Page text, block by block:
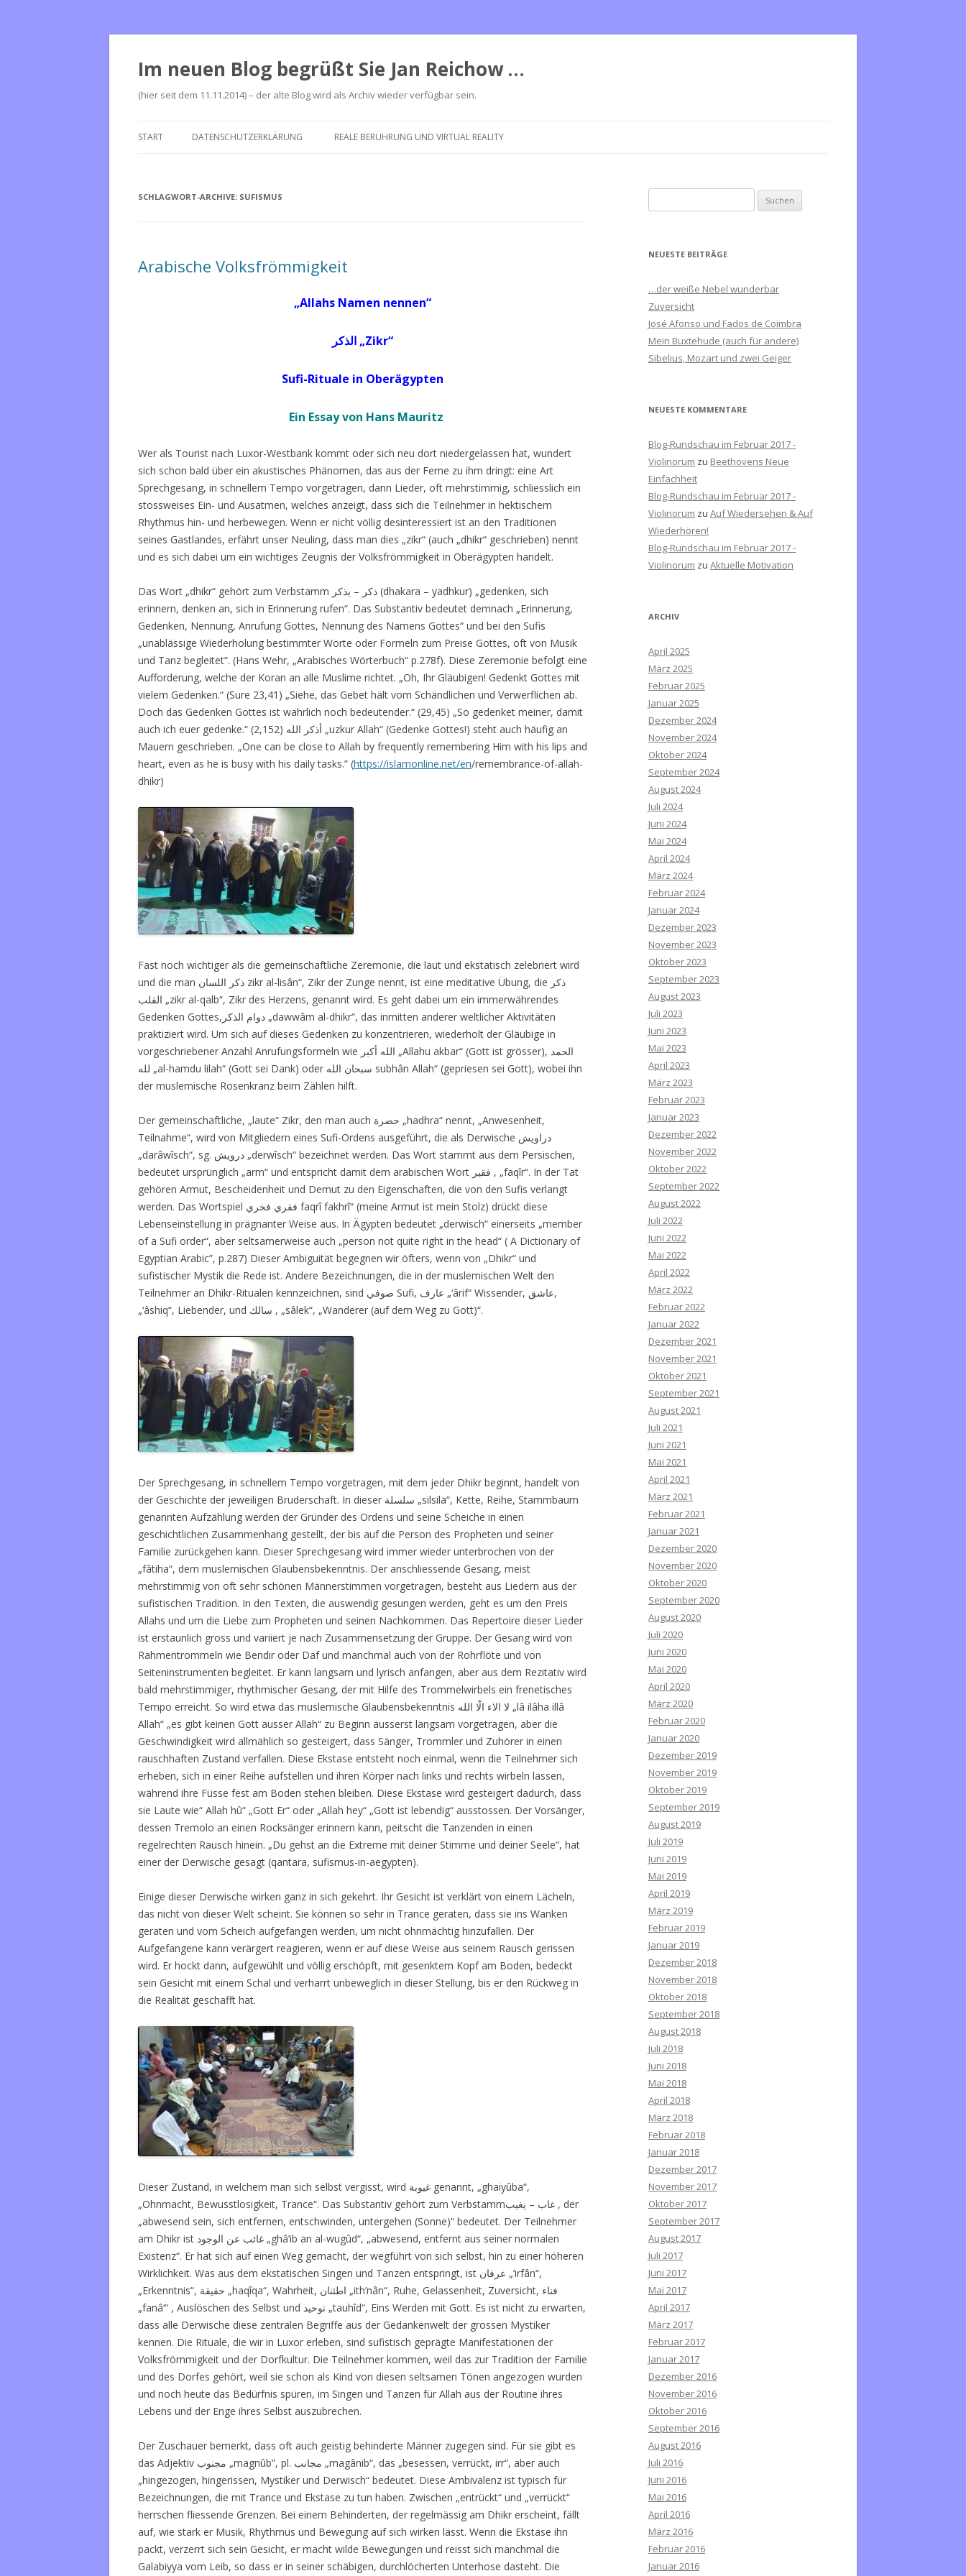
Im neuen Blog begrüßt Sie Jan Reichow …
(hier seit dem 11.11.2014) – der alte Blog wird als Archiv wieder verfügbar sein.
Inhalt
START DATENSCHUTZERKLÄRUNG REALE BERÜHRUNG UND VIRTUAL REALITY
SCHLAGWORT-ARCHIVE: SUFISMUS
Arabische Volksfrömmigkeit
„Allahs Namen nennen“
الذكر „Zikr“
Sufi-Rituale in Oberägypten
Ein Essay von Hans Mauritz
Wer als Tourist nach Luxor-Westbank kommt oder sich neu dort niedergelassen hat, wundert
sich schon bald über ein akustisches Phänomen, das aus der Ferne zu ihm dringt: eine Art
Sprechgesang, in schnellem Tempo vorgetragen, dann Lieder, oft mehrstimmig, schliesslich ein
stossweises Ein- und Ausatmen, welches anzeigt, dass sich die Teilnehmer in hektischem
Rhythmus hin- und herbewegen. Wenn er nicht völlig desinteressiert ist an den Traditionen
seines Gastlandes, erfährt unser Neuling, dass man dies „zikr“ (auch „dhikr“ geschrieben) nennt
und es sich dabei um ein wichtiges Zeugnis der Volksfrömmigkeit in Oberägypten handelt.
Das Wort „dhikr“ gehört zum Verbstamm ذكر –
(dhakara – yadhkur) „gedenken, sich
erinnern, denken an, sich in Erinnerung rufen“. Das Substantiv bedeutet demnach „Erinnerung,
Gedenken, Nennung, Anrufung Gottes, Nennung des Namens Gottes“ und bei den Sufis
„unablässige Wiederholung bestimmter Worte oder Formeln zum Preise Gottes, oft von Musik
und Tanz begleitet“. (Hans Wehr, „Arabisches Wörterbuch“ p.278f). Diese Zeremonie befolgt eine
Aufforderung, welche der Koran an alle Muslime richtet. „Oh, Ihr Gläubigen! Gedenkt Gottes mit
vielem Gedenken.“ (Sure 23,41) „Siehe, das Gebet hält vom Schändlichen und Verwerflichen ab.
Doch das Gedenken Gottes ist wahrlich noch bedeutender.“ (29,45) „So gedenket meiner, damit
auch ich euer gedenke.“ (2,152)
أذكر الله „uzkur Allah“ (Gedenke Gottes!) steht auch häufig an
Mauern geschrieben. „One can be close to Allah by frequently remembering Him with his lips and
heart, even as he is busy with his daily tasks.” (https://islamonline.net/en/remembrance-of-allah-
dhikr)
Fast noch wichtiger als die gemeinschaftliche Zeremonie, die laut und ekstatisch zelebriert wird
und die man
zikr al-lisân“, Zikr der Zunge nennt, ist eine meditative Übung, die ذكر
القلب „zikr al-qalb“, Zikr des Herzens, genannt wird. Es geht dabei um ein immerwährendes
Gedenken Gottes,
دوام الذكر „dawwâm al-dhikr“, das inmitten anderer weltlicher Aktivitäten
praktiziert wird. Um sich auf dieses Gedenken zu konzentrieren, wiederholt der Gläubige in
vorgeschriebener Anzahl Anrufungsformeln wie
الله أكبر „Allahu akbar“ (Gott ist grösser), الحمد
لله „al-hamdu lilah“ (Gott sei Dank) oder
subhân Allah“ (gepriesen sei Gott), wobei ihn
der muslemische Rosenkranz beim Zählen hilft.
Der gemeinschaftliche, „laute“ Zikr, den man auch حضرة „hadhra“ nennt, „Anwesenheit,
Teilnahme“, wird von Mitgliedern eines Sufi-Ordens ausgeführt, die als Derwische دراويش
„darâwîsch“, sg. درويش „derwîsch“ bezeichnet werden. Das Wort stammt aus dem Persischen,
bedeutet ursprünglich „arm“ und entspricht damit dem arabischen Wort
, „faqîr“. In der Tat
gehören Armut, Bescheidenheit und Demut zu den Eigenschaften, die von den Sufis verlangt
werden. Das Wortspiel
faqrî fakhrî“ (meine Armut ist mein Stolz) drückt diese
Lebenseinstellung in prägnanter Weise aus. In Ägypten bedeutet „derwisch“ einerseits „member
of a Sufi order“, aber seltsamerweise auch „person not quite right in the head“ ( A Dictionary of
Egyptian Arabic”, p.287) Dieser Ambiguität begegnen wir öfters, wenn von „Dhikr“ und
sufistischer Mystik die Rede ist. Andere Bezeichnungen, die in der muslemischen Welt den
Teilnehmer an Dhikr-Ritualen kennzeichnen, sind
Sufi, عارف „‘ârif“ Wissender, عاشق,
„‘âshiq“, Liebender, und
, „sâlek“, „Wanderer (auf dem Weg zu Gott)“.
Der Sprechgesang, in schnellem Tempo vorgetragen, mit dem jeder Dhikr beginnt, handelt von
der Geschichte der jeweiligen Bruderschaft. In dieser
سلسلة „silsila“, Kette, Reihe, Stammbaum
genannten Aufzählung werden der Gründer des Ordens und seine Scheiche in einen
geschichtlichen Zusammenhang gestellt, der bis auf die Person des Propheten und seiner
Familie zurückgehen kann. Dieser Sprechgesang wird immer wieder unterbrochen von der
„fâtiha“, dem muslemischen Glaubensbekenntnis. Der anschliessende Gesang, meist
mehrstimmig von oft sehr schönen Männerstimmen vorgetragen, besteht aus Liedern aus der
sufistischen Tradition. In den Texten, die auswendig gesungen werden, geht es um den Preis
Allahs und um die Liebe zum Propheten und seinen Nachkommen. Das Repertoire dieser Lieder
ist erstaunlich gross und variiert je nach Zusammensetzung der Gruppe. Der Gesang wird von
Rahmentrommeln wie Bendir oder Daf und manchmal auch von der Rohrflöte und von
Seiteninstrumenten begleitet. Er kann langsam und lyrisch anfangen, aber aus dem Rezitativ wird
bald mehrstimmiger, rhythmischer Gesang, der mit Hilfe des Trommelwirbels ein frenetisches
Tempo erreicht. So wird etwa das muslemische Glaubensbekenntnis
لا الاء الّا الله „lâ ilâha illâ
Allah“ „es gibt keinen Gott ausser Allah“ zu Beginn äusserst langsam vorgetragen, aber die
Geschwindigkeit wird allmählich so gesteigert, dass Sänger, Trommler und Zuhörer in einen
rauschhaften Zustand verfallen. Diese Ekstase entsteht noch einmal, wenn die Teilnehmer sich
erheben, sich in einer Reihe aufstellen und ihren Körper nach links und rechts wirbeln lassen,
während ihre Füsse fest am Boden stehen bleiben. Diese Ekstase wird gesteigert dadurch, dass
sie Laute wie“ Allah hû“ „Gott Er“ oder „Allah hey“ „Gott ist lebendig“ ausstossen. Der Vorsänger,
dessen Tremolo an einen Rocksänger erinnern kann, peitscht die Tanzenden in einen
regelrechten Rausch hinein. „Du gehst an die Extreme mit deiner Stimme und deiner Seele“, hat
einer der Derwische gesagt (qantara, sufismus-in-aegypten).
Einige dieser Derwische wirken ganz in sich gekehrt. Ihr Gesicht ist verklärt von einem Lächeln,
das nicht von dieser Welt scheint. Sie können so sehr in Trance geraten, dass sie ins Wanken
geraten und vom Scheich aufgefangen werden, um nicht ohnmächtig hinzufallen. Der
Aufgefangene kann verärgert reagieren, wenn er auf diese Weise aus seinem Rausch gerissen
wird. Er hockt dann, aufgewühlt und völlig erschöpft, mit gesenktem Kopf am Boden, bedeckt
sein Gesicht mit einem Schal und verharrt unbeweglich in dieser Stellung, bis er den Rückweg in
die Realität geschafft hat.
Dieser Zustand, in welchem man sich selbst vergisst, wird
genannt, „ghaiyûba“,
„Ohnmacht, Bewusstlosigkeit, Trance“. Das Substantiv gehört zum Verbstamm
, der
„abwesend sein, sich entfernen, entschwinden, untergehen (Sonne)“ bedeutet. Der Teilnehmer
am Dhikr ist
غائب عن الوجود „ghâ’ib an al-wugûd“, „abwesend, entfernt aus seiner normalen
Existenz“. Er hat sich auf einen Weg gemacht, der wegführt von sich selbst, hin zu einer höheren
Wirklichkeit. Was aus dem ekstatischen Singen und Tanzen entspringt, ist
عرفان „‘irfân“,
„Erkenntnis“,
حقيقة „haqîqa“, Wahrheit, اطئنان „ith’nân“, Ruhe, Gelassenheit, Zuversicht, فناء
„fanâ‘“ , Auslöschen des Selbst und توحيد „tauhîd“, Eins Werden mit Gott. Es ist nicht zu erwarten,
dass alle Derwische diese zentralen Begriffe aus der Gedankenwelt der grossen Mystiker
kennen. Die Rituale, die wir in Luxor erleben, sind sufistisch geprägte Manifestationen der
Volksfrömmigkeit und der Dorfkultur. Die Teilnehmer kommen, weil das zur Tradition der Familie
und des Dorfes gehört, weil sie schon als Kind von diesen seltsamen Tönen angezogen wurden
und noch heute das Bedürfnis spüren, im Singen und Tanzen für Allah aus der Routine ihres
Lebens und der Enge ihres Selbst auszubrechen.
Der Zuschauer bemerkt, dass oft auch geistig behinderte Männer zugegen sind. Für sie gibt es
das Adjektiv
مجنوب „magnûb“, pl. مجانب „magânib“, das „besessen, verrückt, irr“, aber auch
„hingezogen, hingerissen, Mystiker und Derwisch“ bedeutet. Diese Ambivalenz ist typisch für
Bezeichnungen, die mit Trance und Ekstase zu tun haben. Zwischen „entrückt“ und „verrückt“
herrschen fliessende Grenzen. Bei einem Behinderten, der regelmässig am Dhikr erscheint, fällt
auf, wie stark er Musik, Rhythmus und Bewegung auf sich wirken lässt. Wenn die Ekstase ihn
packt, verzerrt sich sein Gesicht, er macht wilde Bewegungen und reisst sich manchmal die
Galabiyya vom Leib, so dass er in seiner schäbigen, durchlöcherten Unterhose dasteht. Die
u
h
n
a
c
h
NEUESTE BEITRÄGE
…der weiße Nebel wunderbar
Zuversicht
José Afonso und Fados de Coimbra
Mein Buxtehude (auch für andere)
Sibelius, Mozart und zwei Geiger
NEUESTE KOMMENTARE
Blog-Rundschau im Februar 2017 -
Violinorum zu Beethovens Neue
Einfachheit
Blog-Rundschau im Februar 2017 -
Violinorum zu Auf Wiedersehen & Auf
Wiederhören!
Blog-Rundschau im Februar 2017 -
Violinorum zu Aktuelle Motivation
ARCHIV
April 2025
März 2025
Februar 2025
Januar 2025
Dezember 2024
November 2024
Oktober 2024
September 2024
August 2024
Juli 2024
Juni 2024
Mai 2024
April 2024
März 2024
Februar 2024
Januar 2024
Dezember 2023
November 2023
Oktober 2023
September 2023
August 2023
Juli 2023
Juni 2023
Mai 2023
April 2023
März 2023
Februar 2023
Januar 2023
Dezember 2022
November 2022
Oktober 2022
September 2022
August 2022
Juli 2022
Juni 2022
Mai 2022
April 2022
März 2022
Februar 2022
Januar 2022
Dezember 2021
November 2021
Oktober 2021
September 2021
August 2021
Juli 2021
Juni 2021
Mai 2021
April 2021
März 2021
Februar 2021
Januar 2021
Dezember 2020
November 2020
Oktober 2020
September 2020
August 2020
Juli 2020
Juni 2020
Mai 2020
April 2020
März 2020
Februar 2020
Januar 2020
Dezember 2019
November 2019
Oktober 2019
September 2019
August 2019
Juli 2019
Juni 2019
Mai 2019
April 2019
März 2019
Februar 2019
Januar 2019
Dezember 2018
November 2018
Oktober 2018
September 2018
August 2018
Juli 2018
Juni 2018
Mai 2018
April 2018
März 2018
Februar 2018
Januar 2018
Dezember 2017
November 2017
Oktober 2017
September 2017
August 2017
Juli 2017
Juni 2017
Mai 2017
April 2017
März 2017
Februar 2017
Januar 2017
Dezember 2016
November 2016
Oktober 2016
September 2016
August 2016
Juli 2016
Juni 2016
Mai 2016
April 2016
März 2016
Februar 2016
Januar 2016